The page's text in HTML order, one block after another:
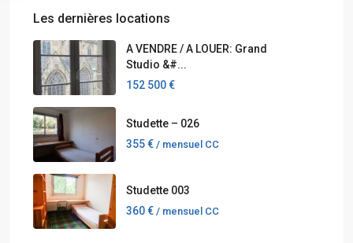
Les dernières locations
A VENDRE / A LOUER: Grand
Studio &#...
152 500 €
Studette – 026
355 € / mensuel CC
Studette 003
360 € / mensuel CC